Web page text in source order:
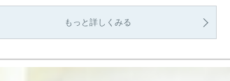
もっと詳しくみる